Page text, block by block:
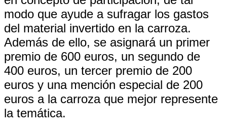
modo que ayude a sufragar los gastos
del material invertido en la carroza.
Además de ello, se asignará un primer
premio de 600 euros, un segundo de
400 euros, un tercer premio de 200
euros y una mención especial de 200
euros a la carroza que mejor represente
la temática.